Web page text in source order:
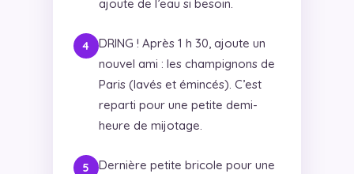
ajoute de l’eau si besoin.
DRING ! Après 1 h 30, ajoute un
nouvel ami : les champignons de
Paris (lavés et émincés). C’est
reparti pour une petite demi-
heure de mijotage.
Dernière petite bricole pour une